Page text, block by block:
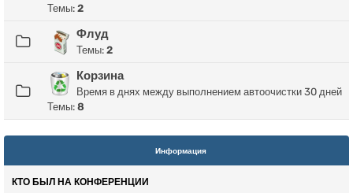
Темы: 2
Флуд
Темы: 2
Корзина
Время в днях между выполнением автоочистки 30 дней
Темы: 8
Информация
КТО БЫЛ НА КОНФЕРЕНЦИИ